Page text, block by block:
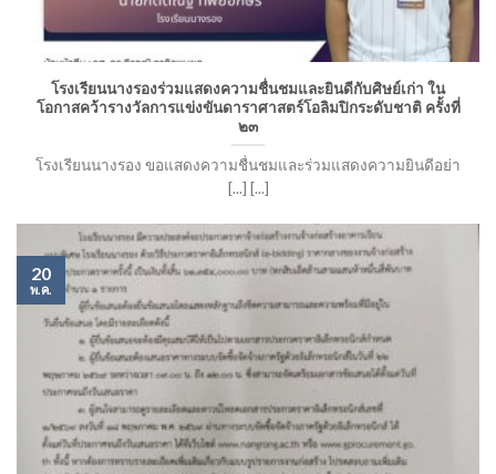
โรงเรียนนางรองร่วมแสดงความชื่นชมและยินดีกับศิษย์เก่า ใน
โอกาสคว้ารางวัลการแข่งขันดาราศาสตร์โอลิมปิกระดับชาติ ครั้งที่
๒๓
โรงเรียนนางรอง ขอแสดงความชื่นชมและร่วมแสดงความยินดีอย่า
[...] [...]
20
พ.ค.